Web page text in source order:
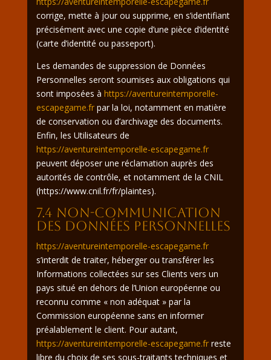
corrige, mette à jour ou supprime, en s’identifiant
précisément avec une copie d’une pièce d’identité
(carte d’identité ou passeport).
Les demandes de suppression de Données
Personnelles seront soumises aux obligations qui
sont imposées à https://aventureintemporelle-
escapegame.frpar la loi, notamment en matière
de conservation ou d’archivage des documents.
Enfin, les Utilisateurs de
https://aventureintemporelle-escapegame.fr
peuvent déposer une réclamation auprès des
autorités de contrôle, et notamment de la CNIL
(https://www.cnil.fr/fr/plaintes).
7.4 Non-communication
des données personnelles
https://aventureintemporelle-escapegame.fr
s’interdit de traiter, héberger ou transférer les
Informations collectées sur ses Clients vers un
pays situé en dehors de l’Union européenne ou
reconnu comme « non adéquat » par la
Commission européenne sans en informer
préalablement le client. Pour autant,
https://aventureintemporelle-escapegame.frreste
libre du choix de ses sous-traitants techniques et